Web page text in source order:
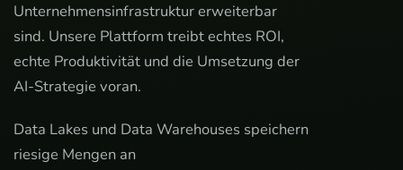
Unternehmensinfrastruktur erweiterbar
sind. Unsere Plattform treibt echtes ROI,
echte Produktivität und die Umsetzung der
AI-Strategie voran.
Data Lakes und Data Warehouses speichern
riesige Mengen an